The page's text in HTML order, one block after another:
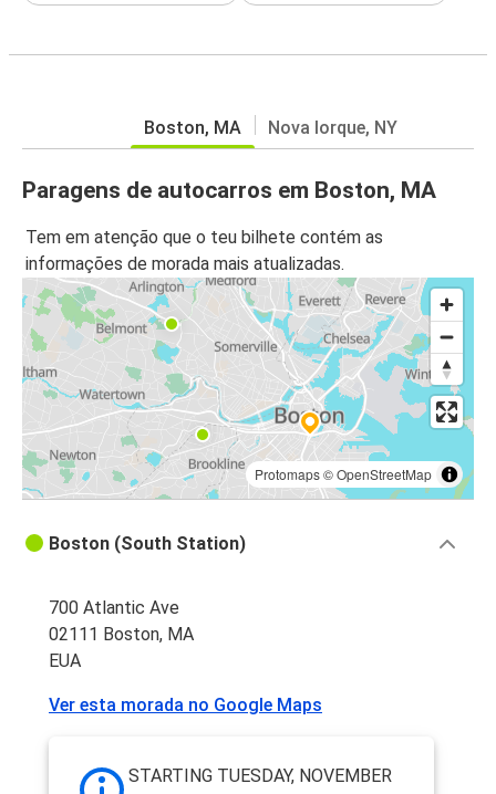
Boston, MA Nova Iorque, NY
Paragens de autocarros em Boston, MA
Tem em atenção que o teu bilhete contém as
informações de morada mais atualizadas.
Protomaps©OpenStreetMap
Boston (South Station)
700 Atlantic Ave
02111 Boston, MA
EUA
Ver esta morada no Google Maps
STARTING TUESDAY, NOVEMBER